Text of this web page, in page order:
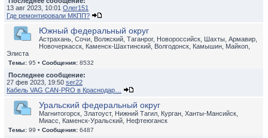
13 авг 2023, 10:01 Олег151
Где ремонтировали МКПП?
Южный федеральный округ
Астрахань, Сочи, Волжский, Таганрог, Новороссийск, Шахты, Армавир,
Новочеркасск, Каменск-Шахтинский, Волгодонск, Камышин, Майкоп,
Элиста
Темы: 95 • Сообщения: 8532
Последнее сообщение:
27 фев 2023, 19:50 ser22
Кабель VAG CAN-PRO в Краснодар…
Уральский федеральный округ
Магнитогорск, Златоуст, Нижний Тагил, Курган, Ханты-Мансийск,
Миасс, Каменск-Уральский, Нефтеюганск
Темы: 99 • Сообщения: 6487